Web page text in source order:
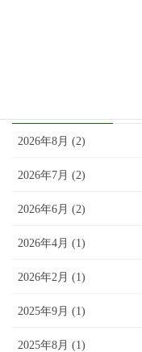
2026年8月 (2)
2026年7月 (2)
2026年6月 (2)
2026年4月 (1)
2026年2月 (1)
2025年9月 (1)
2025年8月 (1)